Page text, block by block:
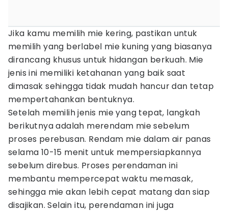
Jika kamu memilih mie kering, pastikan untuk
memilih yang berlabel mie kuning yang biasanya
dirancang khusus untuk hidangan berkuah. Mie
jenis ini memiliki ketahanan yang baik saat
dimasak sehingga tidak mudah hancur dan tetap
mempertahankan bentuknya.
Setelah memilih jenis mie yang tepat, langkah
berikutnya adalah merendam mie sebelum
proses perebusan. Rendam mie dalam air panas
selama 10-15 menit untuk mempersiapkannya
sebelum direbus. Proses perendaman ini
membantu mempercepat waktu memasak,
sehingga mie akan lebih cepat matang dan siap
disajikan. Selain itu, perendaman ini juga